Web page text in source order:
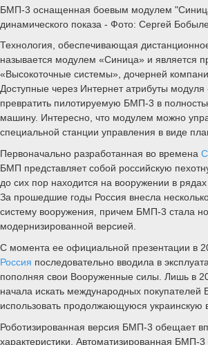
БМП-3 оснащенная боевым модулем
динамического показа - Фото: Сергей
Технология, обеспечивающая
называется модулем «Синица» и является
«Высокоточные системы», дочерней
Доступные через Интернет атрибуты
превратить пилотируемую БМП-3 в
машину. Интересно, что модулем можно
специальной станции управления в виде
Первоначально разработанная во времена
БМП представляет собой российскую
до сих пор находится на вооружении в
За прошедшие годы Россия внесла
систему вооружения, причем БМП-3 стала
модернизированной версией.
С момента ее официальной презентации в
Россия последовательно вводила в
пополняя свои Вооруженные силы. Лишь в
начала искать международных
использовать продолжающуюся украинскую
Роботизированная версия БМП-3 обещает
характеристики. Автоматизированная БМП-